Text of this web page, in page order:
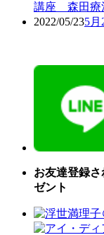
講座 森田療
2022/05/235
お友達登録
ゼント